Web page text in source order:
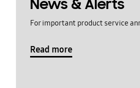
News & Alerts
For important product service
Read more